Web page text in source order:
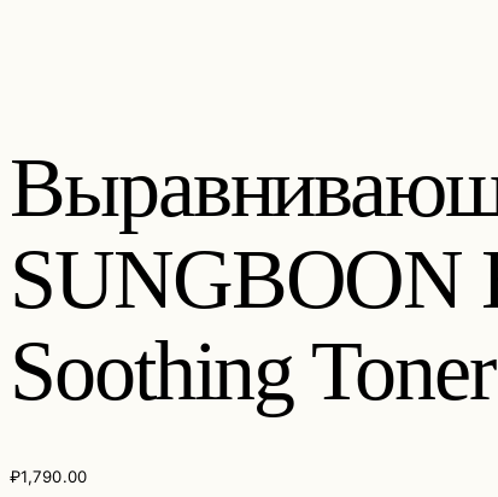
SUNGBOON
Soothing Toner
₽1,790.00